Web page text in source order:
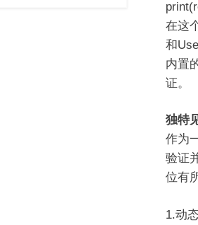
在这
和
内置
证。
独特
作为
验证
位有
1.动